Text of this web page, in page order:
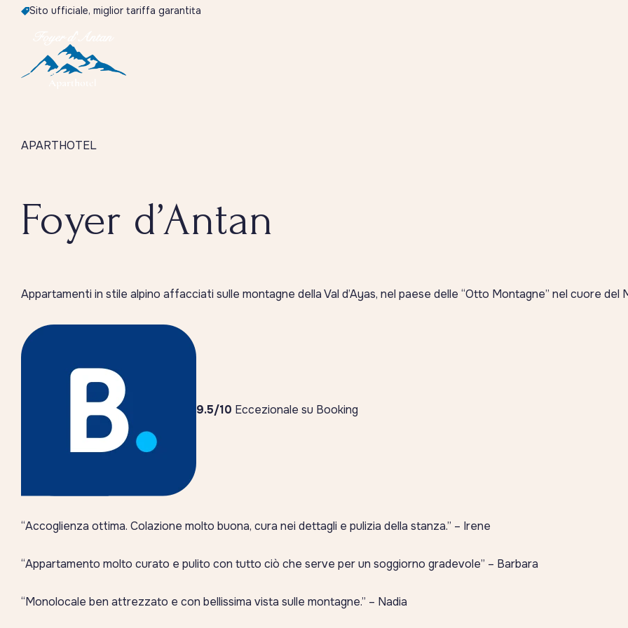
Sito ufficiale, miglior tariffa garantita
APARTHOTEL
Foyer d’Antan
Appartamenti in stile alpino affacciati sulle montagne della Val d’Ayas, nel paese delle “Otto Montagne” nel cuore del
9.5/10 Eccezionale su Booking
“Accoglienza ottima. Colazione molto buona, cura nei dettagli e pulizia della stanza.” – Irene
“Appartamento molto curato e pulito con tutto ciò che serve per un soggiorno gradevole” – Barbara
“Monolocale ben attrezzato e con bellissima vista sulle montagne.” – Nadia